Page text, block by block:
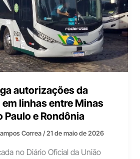
autorizações da
em linhas entre Minas
Paulo e Rondônia
Correa/21 de maio de 2026
no Diário Oficial da União